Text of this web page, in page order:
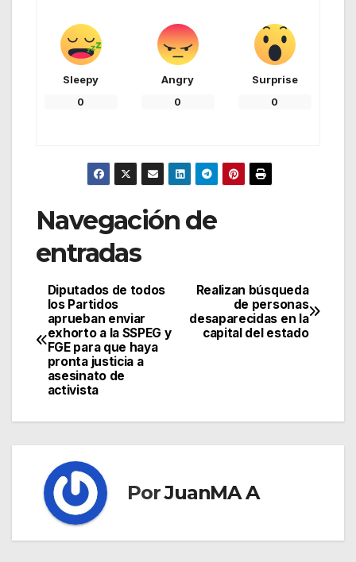
Sleepy
0
Angry
0
Surprise
0
Navegación de
entradas
Realizan búsqueda
de personas
desaparecidas en la
capital del estado
Diputados de todos
los Partidos
aprueban enviar
exhorto a la SSPEG y
FGE para que haya
pronta justicia a
asesinato de
activista
PorJuanMA A